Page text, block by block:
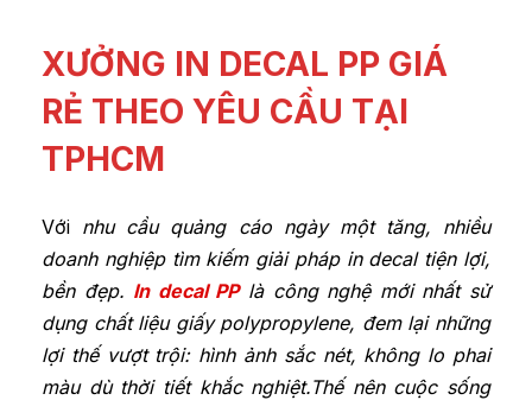
XƯỞNG IN DECAL PP GIÁ
RẺ THEO YÊU CẦU TẠI
TPHCM
Với nhu cầu quảng cáo ngày một tăng, nhiều
doanh nghiệp tìm kiếm giải pháp in decal tiện lợi,
bền đẹp. In decal PPlà công nghệ mới nhất sử
dụng chất liệu giấy polypropylene, đem lại những
lợi thế vượt trội: hình ảnh sắc nét, không lo phai
màu dù thời tiết khắc nghiệt.Thế nêncuộc sống